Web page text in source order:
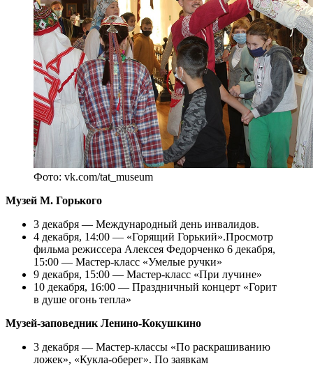
Фото: vk.com/tat_museum
Музей М. Горького
3 декабря — Международный день инвалидов.
4 декабря, 14:00 — «Горящий Горький».Просмотр
фильма режиссера Алексея Федорченко 6 декабря,
15:00 — Мастер-класс «Умелые ручки»
9 декабря, 15:00 — Мастер-класс «При лучине»
10 декабря, 16:00 — Праздничный концерт «Горит
в душе огонь тепла»
Музей-заповедник Ленино-Кокушкино
3 декабря — Мастер-классы «По раскрашиванию
ложек», «Кукла-оберег». По заявкам